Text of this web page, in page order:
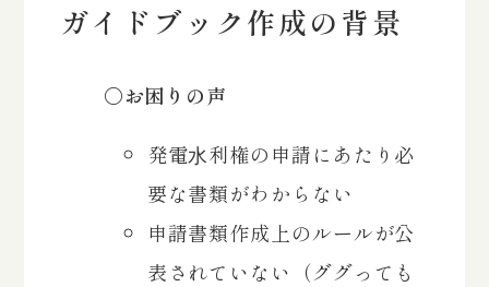
ガイドブック作成の背景
〇お困りの声
発電⽔利権の申請にあたり必
要な書類がわからない
申請書類作成上のルールが公
表されていない（ググっても